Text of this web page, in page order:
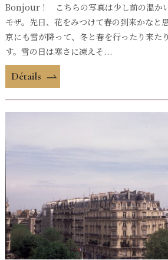
Bonjour ! こちらの写真は少し前の温か
モザ。先日、花をみつけて春の到来かなと
京にも雪が降って、冬と春を行ったり来た
す。雪の日は寒さに凍えそ...
Détails